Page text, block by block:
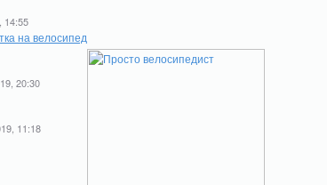
14:55
на велосипед
20:30
11:18